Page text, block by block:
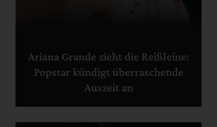
Ariana Grande zieht die Reißleine:
Popstar kündigt überraschende
Auszeit an